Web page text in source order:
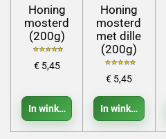
Honing
mosterd
(200g)
€ 5,45
In winkelwagen
Honing
mosterd
met dille
(200g)
€ 5,45
In winkelwagen